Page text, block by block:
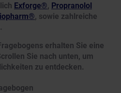
Exforge®, Propranolol
, sowie zahlreiche
erhalten Sie eine
Sie nach unten, um
zu entdecken.